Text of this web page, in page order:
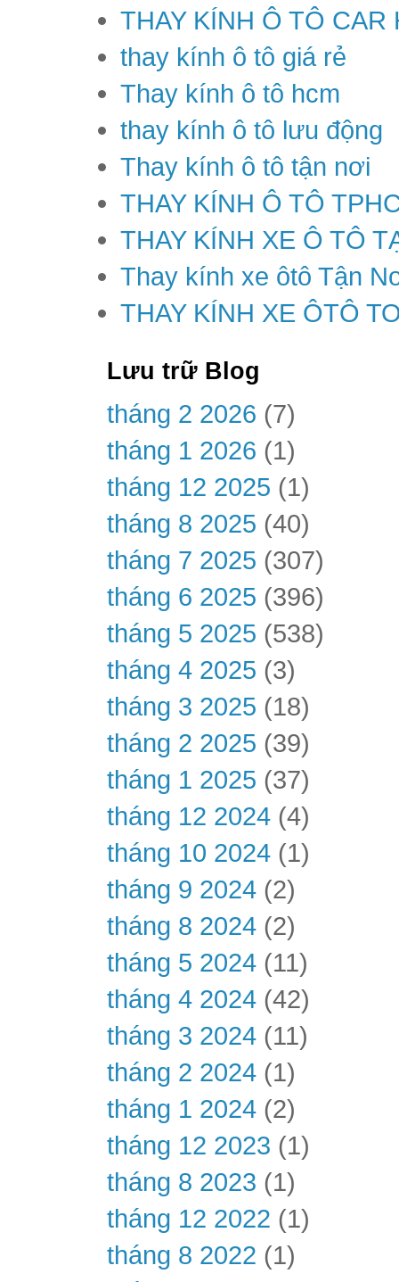
THAY KÍNH Ô TÔ CAR
thay kính ô tô giá rẻ
Thay kính ô tô hcm
thay kính ô tô lưu động
Thay kính ô tô tận nơi
THAY KÍNH Ô TÔ
THAY KÍNH XE Ô TÔ
Thay kính xe ôtô Tận
THAY KÍNH XE ÔTÔ
Lưu trữ Blog
tháng 2 2026 (7)
tháng 1 2026 (1)
tháng 12 2025 (1)
tháng 8 2025 (40)
tháng 7 2025 (307)
tháng 6 2025 (396)
tháng 5 2025 (538)
tháng 4 2025 (3)
tháng 3 2025 (18)
tháng 2 2025 (39)
tháng 1 2025 (37)
tháng 12 2024 (4)
tháng 10 2024 (1)
tháng 9 2024 (2)
tháng 8 2024 (2)
tháng 5 2024 (11)
tháng 4 2024 (42)
tháng 3 2024 (11)
tháng 2 2024 (1)
tháng 1 2024 (2)
tháng 12 2023 (1)
tháng 8 2023 (1)
tháng 12 2022 (1)
tháng 8 2022 (1)